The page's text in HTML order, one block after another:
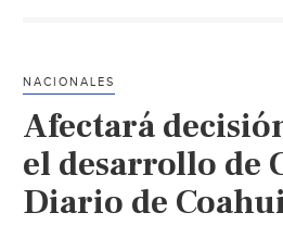
tema
del
(Vanguardia)
NACIONALES
Afectará
el desarrollo de
Diario de